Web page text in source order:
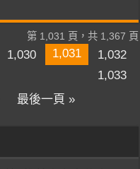
第 1,031 頁，共 1,367 頁
1,030 1,031
1,032
1,033
最後一頁 »